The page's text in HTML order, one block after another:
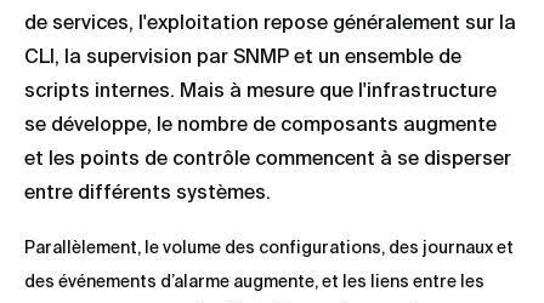
de services, l'exploitation repose généralement sur la
CLI, la supervision par SNMP et un ensemble de
scripts internes. Mais à mesure que l'infrastructure
se développe, le nombre de composants augmente
et les points de contrôle commencent à se disperser
entre différents systèmes.
Parallèlement, le volume des configurations, des journaux et
des événements d’alarme augmente, et les liens entre les